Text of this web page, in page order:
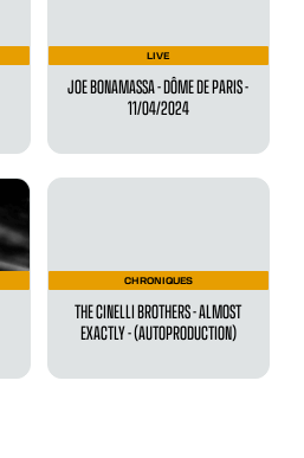
LIVE
JOE BONAMASSA - DÔME DE PARIS -
11/04/2024
CHRONIQUES
THE CINELLI BROTHERS - ALMOST
EXACTLY - (AUTOPRODUCTION)